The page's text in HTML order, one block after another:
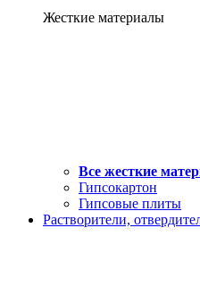
Жесткие материалы
Все жесткие
Гипсокартон
Гипсовые плиты
Растворители,